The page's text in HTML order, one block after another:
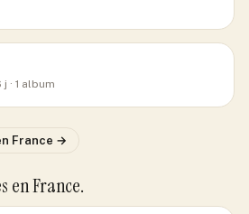
j · 1 album
France →
en France.